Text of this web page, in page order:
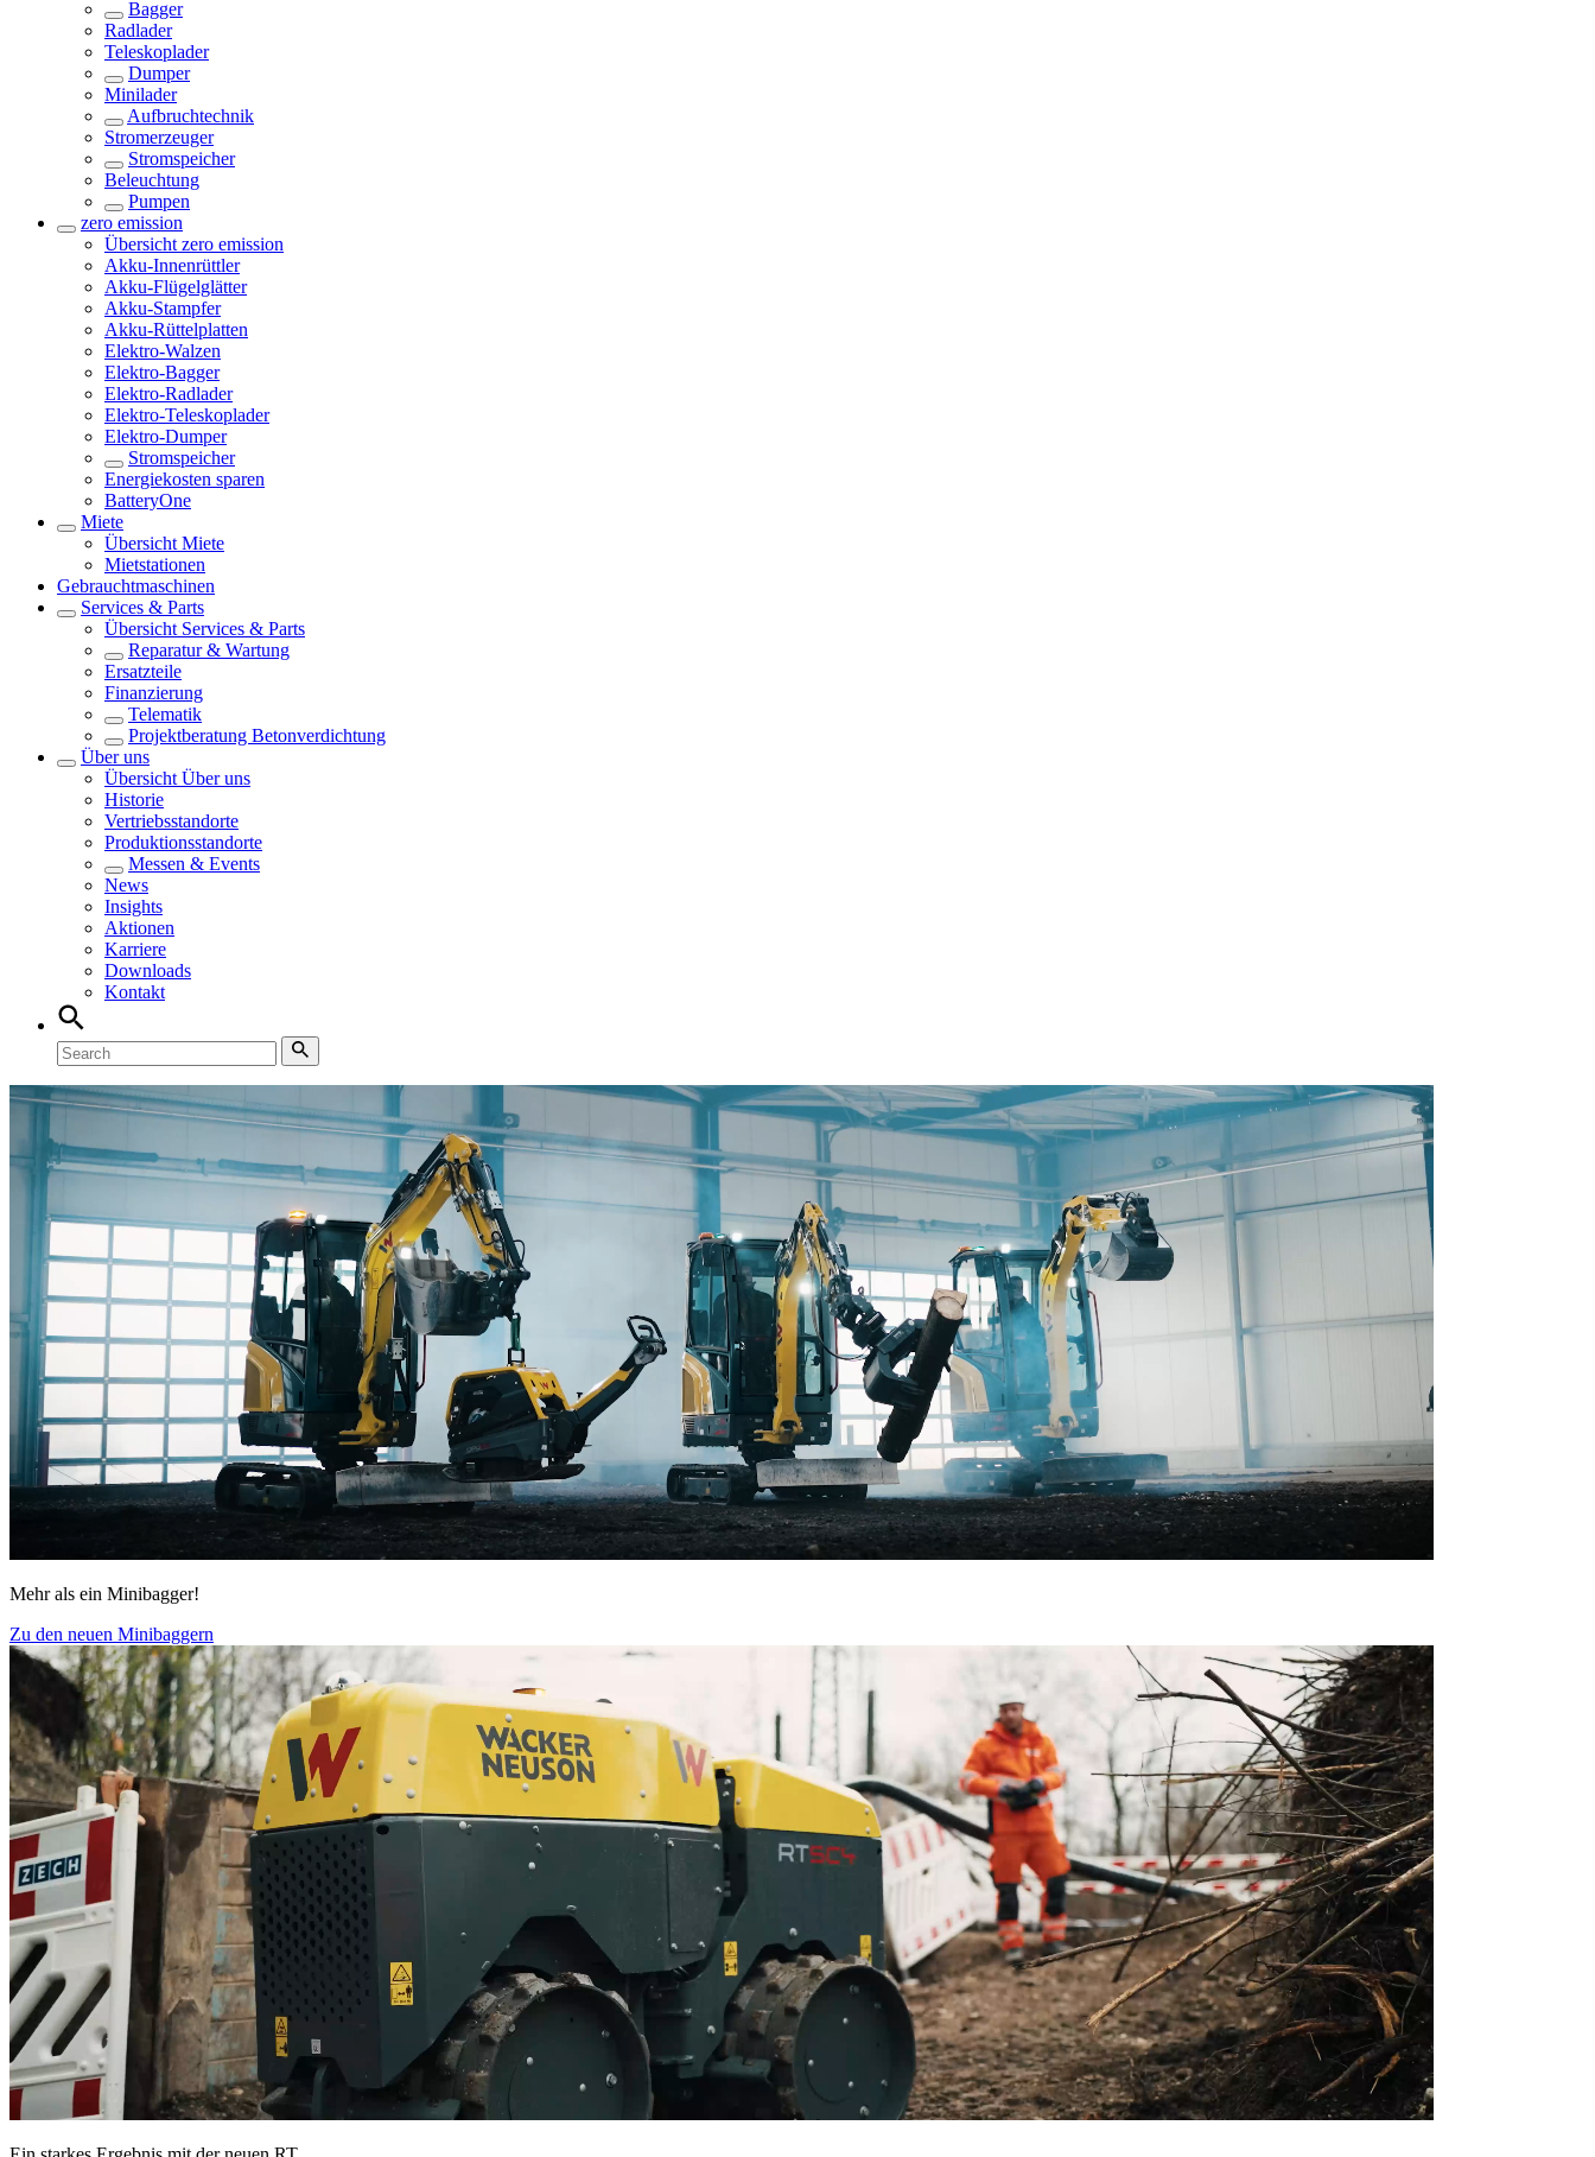
Bagger
Radlader
Teleskoplader
Dumper
Minilader
Aufbruchtechnik
Stromerzeuger
Stromspeicher
Beleuchtung
Pumpen
zero emission
Übersicht zero emission
Akku-Innenrüttler
Akku-Flügelglätter
Akku-Stampfer
Akku-Rüttelplatten
Elektro-Walzen
Elektro-Bagger
Elektro-Radlader
Elektro-Teleskoplader
Elektro-Dumper
Stromspeicher
Energiekosten sparen
BatteryOne
Miete
Übersicht Miete
Mietstationen
Gebrauchtmaschinen
Services & Parts
Übersicht Services & Parts
Reparatur & Wartung
Ersatzteile
Finanzierung
Telematik
Projektberatung Betonverdichtung
Über uns
Übersicht Über uns
Historie
Vertriebsstandorte
Produktionsstandorte
Messen & Events
News
Insights
Aktionen
Karriere
Downloads
Kontakt
Mehr als ein Minibagger!
Zu den neuen Minibaggern